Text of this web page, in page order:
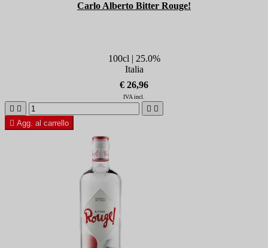
Carlo Alberto Bitter Rouge!
100cl | 25.0%
Italia
€ 26,96
IVA incl.
   
 Agg. al carrello